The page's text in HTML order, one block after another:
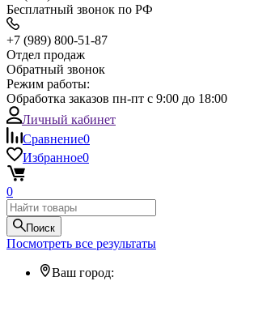
Бесплатный звонок по РФ
+7 (989) 800-51-87
Отдел продаж
Обратный звонок
Режим работы:
Обработка заказов пн-пт с 9:00 до 18:00
Личный кабинет
Сравнение0
Избранное0
0
Поиск
Посмотреть все результаты
Ваш город: